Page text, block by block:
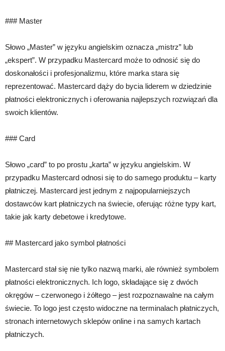
### Master
Słowo „Master” w języku angielskim oznacza „mistrz” lub
„ekspert”. W przypadku Mastercard może to odnosić się do
doskonałości i profesjonalizmu, które marka stara się
reprezentować. Mastercard dąży do bycia liderem w dziedzinie
płatności elektronicznych i oferowania najlepszych rozwiązań dla
swoich klientów.
### Card
Słowo „card” to po prostu „karta” w języku angielskim. W
przypadku Mastercard odnosi się to do samego produktu – karty
płatniczej. Mastercard jest jednym z najpopularniejszych
dostawców kart płatniczych na świecie, oferując różne typy kart,
takie jak karty debetowe i kredytowe.
## Mastercard jako symbol płatności
Mastercard stał się nie tylko nazwą marki, ale również symbolem
płatności elektronicznych. Ich logo, składające się z dwóch
okręgów – czerwonego i żółtego – jest rozpoznawalne na całym
świecie. To logo jest często widoczne na terminalach płatniczych,
stronach internetowych sklepów online i na samych kartach
płatniczych.